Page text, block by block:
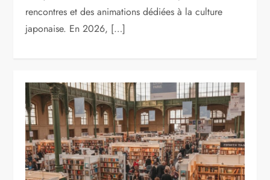
rencontres et des animations dédiées à la culture
japonaise. En 2026, […]